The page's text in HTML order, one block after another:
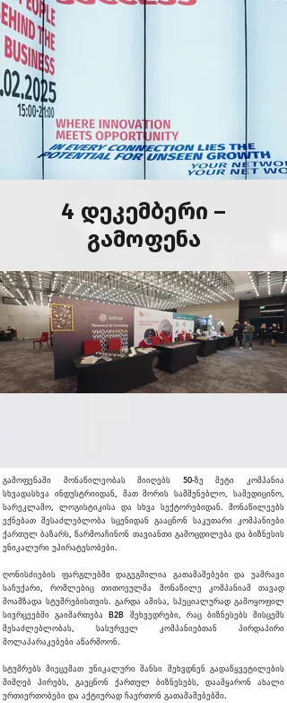
4 დეკემბერი –
გამოფენა
გამოფენაში მონაწილეობას მიიღებს 50-ზე მეტი კომპანია
სხვადასხვა ინდუსტრიიდან, მათ შორის სამშენებლო, სამედიცინო,
სარეკლამო, ლოგისტიკისა და სხვა სექტორებიდან. მონაწილეებს
ექნებათ შესაძლებლობა სცენიდან გააცნონ საკუთარი კომპანიები
ქართულ ბაზარს, წარმოაჩინონ თავიანთი გამოცდილება და ბიზნესის
უნიკალური უპირატესობები.
ღონისძიების ფარგლებში დაგეგმილია გათამაშებები და უამრავი
საჩუქარი, რომლებიც თითოეულმა მონაწილე კომპანიამ თავად
მოამზადა სტუმრებისთვის. გარდა ამისა, სპეციალურად გამოყოფილ
სივრცეებში გაიმართება B2B შეხვედრები, რაც ბიზნესებს მისცემს
შესაძლებლობას, სასურველ კომპანიებთან პირდაპირი
მოლაპარაკებები აწარმოონ.
სტუმრებს მიეცემათ უნიკალური შანსი შეხვდნენ გადაწყვეტილების
მიმღებ პირებს, გაეცნონ ქართულ ბიზნესებს, დაამყარონ ახალი
ურთიერთობები და აქტიურად ჩაერთონ გათამაშებებში.